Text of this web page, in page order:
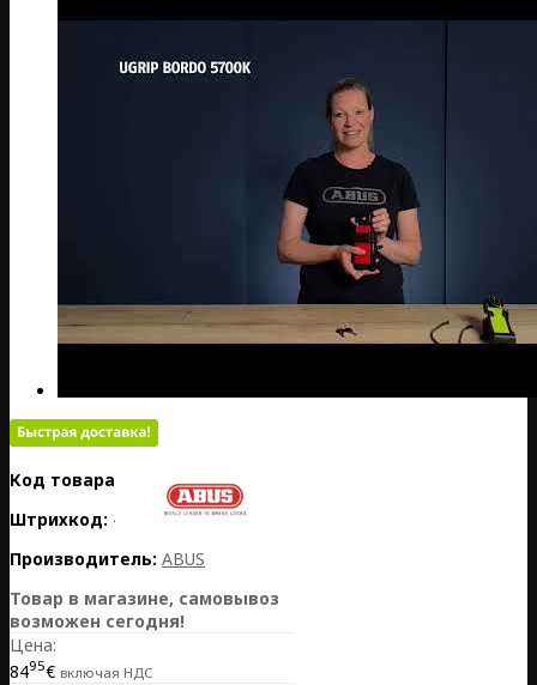
Код товара:
LV12-86743
Штрихкод: 4003318867439
Производитель: ABUS
Товар в магазине, самовывоз
возможен сегодня!
Цена:
8495€ включая НДС